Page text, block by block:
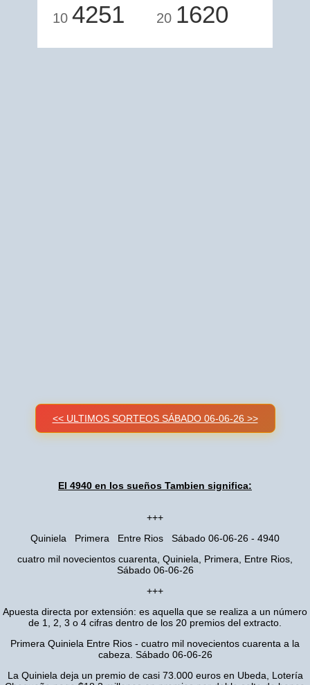
10 4251 20 1620
<< ULTIMOS SORTEOS SÁBADO 06-06-26 >>
El 4940 en los sueños Tambien significa:
+++
Quiniela Primera Entre Rios Sábado 06-06-26 - 4940
cuatro mil novecientos cuarenta, Quiniela, Primera, Entre Rios,
Sábado 06-06-26
+++
Apuesta directa por extensión: es aquella que se realiza a un número
de 1, 2, 3 o 4 cifras dentro de los 20 premios del extracto.
Primera Quiniela Entre Rios - cuatro mil novecientos cuarenta a la
cabeza. Sábado 06-06-26
La Quiniela deja un premio de casi 73.000 euros en Ubeda, Lotería